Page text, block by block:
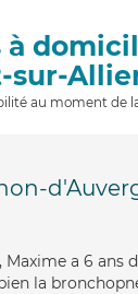
à
sur-
au moment de
a 6 ans
la